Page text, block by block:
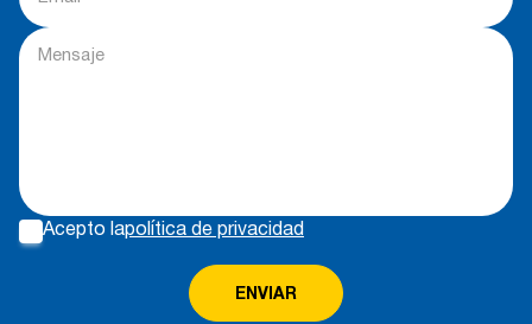
Acepto lapolítica de privacidad
ENVIAR